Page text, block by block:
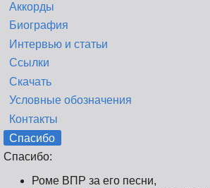
Аккорды
Биография
Интервью и статьи
Ссылки
Скачать
Условные обозначения
Контакты
Спасибо
Спасибо:
Роме ВПР за его песни,